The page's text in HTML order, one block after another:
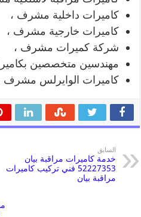
كاميرات داخلية مشرف ،
كاميرات خارجية مشرف ،
شركة كميرات مشرف ،
مهندسين متخصصين
كاميرات الوايرلس مشرف
السابق
خدمة كاميرات مراقبة بيان
52227353 فني تركيب كاميرات
مراقبة بيان